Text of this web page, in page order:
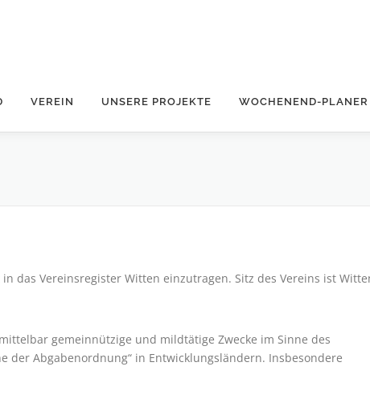
VEREIN UNSERE PROJEKTE WOCHENEND-PLANER
das Vereinsregister Witten einzutragen. Sitz des Vereins ist
gemeinnützige und mildtätige Zwecke im Sinne des
der Abgabenordnung“ in Entwicklungsländern. Insbesondere